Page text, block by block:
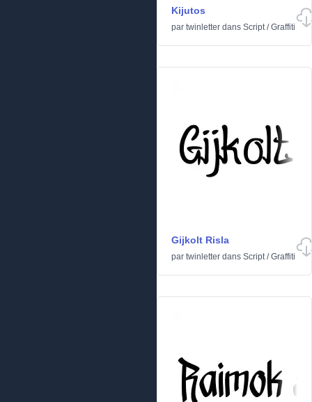
Kijutos
par twinletter dans Script/Graffiti
Gijkolt Risla
par twinletter dans Script/Graffiti